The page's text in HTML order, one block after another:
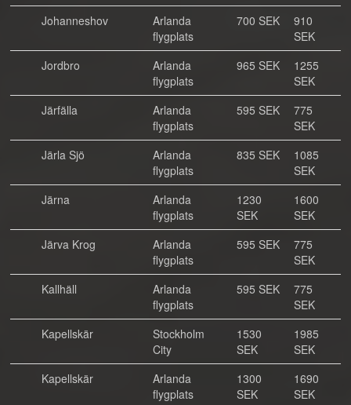
Johanneshov
Arlanda
flygplats
700 SEK
910
SEK
Jordbro
Arlanda
flygplats
965 SEK
1255
SEK
Järfälla
Arlanda
flygplats
595 SEK
775
SEK
Järla Sjö
Arlanda
flygplats
835 SEK
1085
SEK
Järna
Arlanda
flygplats
1230
SEK
1600
SEK
Järva Krog
Arlanda
flygplats
595 SEK
775
SEK
Kallhäll
Arlanda
flygplats
595 SEK
775
SEK
Kapellskär
Stockholm
City
1530
SEK
1985
SEK
Kapellskär
Arlanda
flygplats
1300
SEK
1690
SEK